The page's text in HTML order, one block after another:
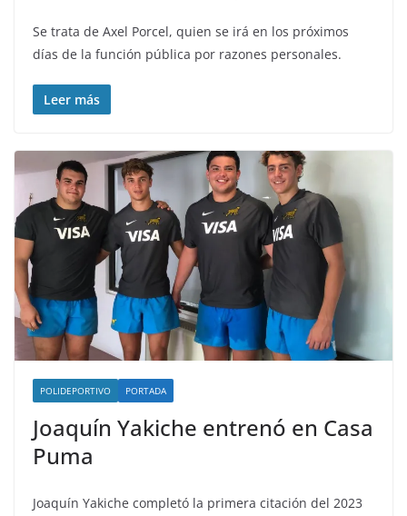
Se trata de Axel Porcel, quien se irá en los próximos
días de la función pública por razones personales.
Leer más
POLIDEPORTIVO PORTADA
Joaquín Yakiche entrenó en Casa
Puma
Joaquín Yakiche completó la primera citación del 2023